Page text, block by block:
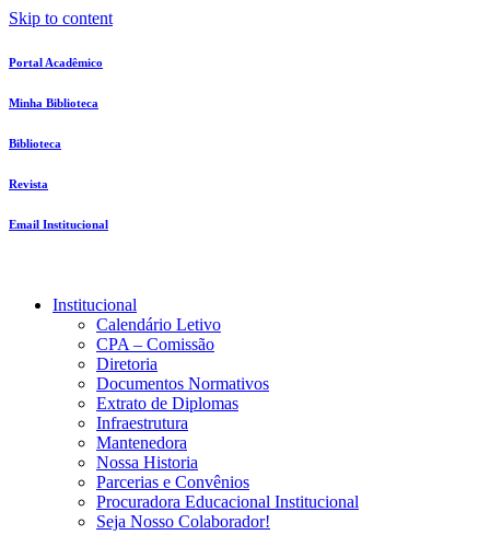
Skip to content
Portal Acadêmico
Minha Biblioteca
Biblioteca
Revista
Email Institucional
Institucional
Calendário Letivo
CPA – Comissão
Diretoria
Documentos Normativos
Extrato de Diplomas
Infraestrutura
Mantenedora
Nossa Historia
Parcerias e Convênios
Procuradora Educacional Institucional
Seja Nosso Colaborador!